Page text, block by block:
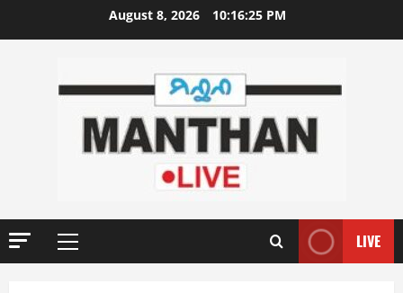
August 8, 2026 10:16:26 PM
Primary
LIVE